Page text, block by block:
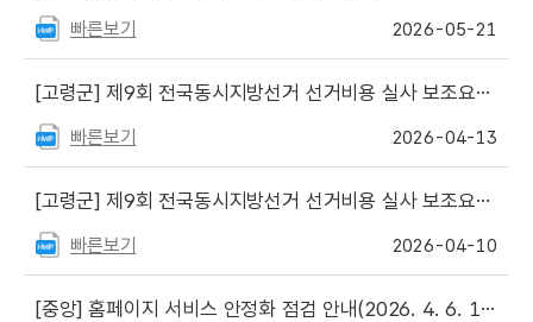
빠른보기 2026-05-21
[고령군] 제9회 전국동시지방선거 선거비용 실사 보조요원 최종합격자(예비합격자) 안내
빠른보기 2026-04-13
[고령군] 제9회 전국동시지방선거 선거비용 실사 보조요원 서류 합격자 및 면접일정 안내
빠른보기 2026-04-10
[중앙] 홈페이지 서비스 안정화 점검 안내(2026. 4. 6. 18:00 ~ 21:00)